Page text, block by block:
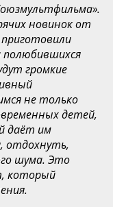
новинок от
полюбившихся
громкие
не только
детей,
даёт им
отдохнуть,
шума. Это
который